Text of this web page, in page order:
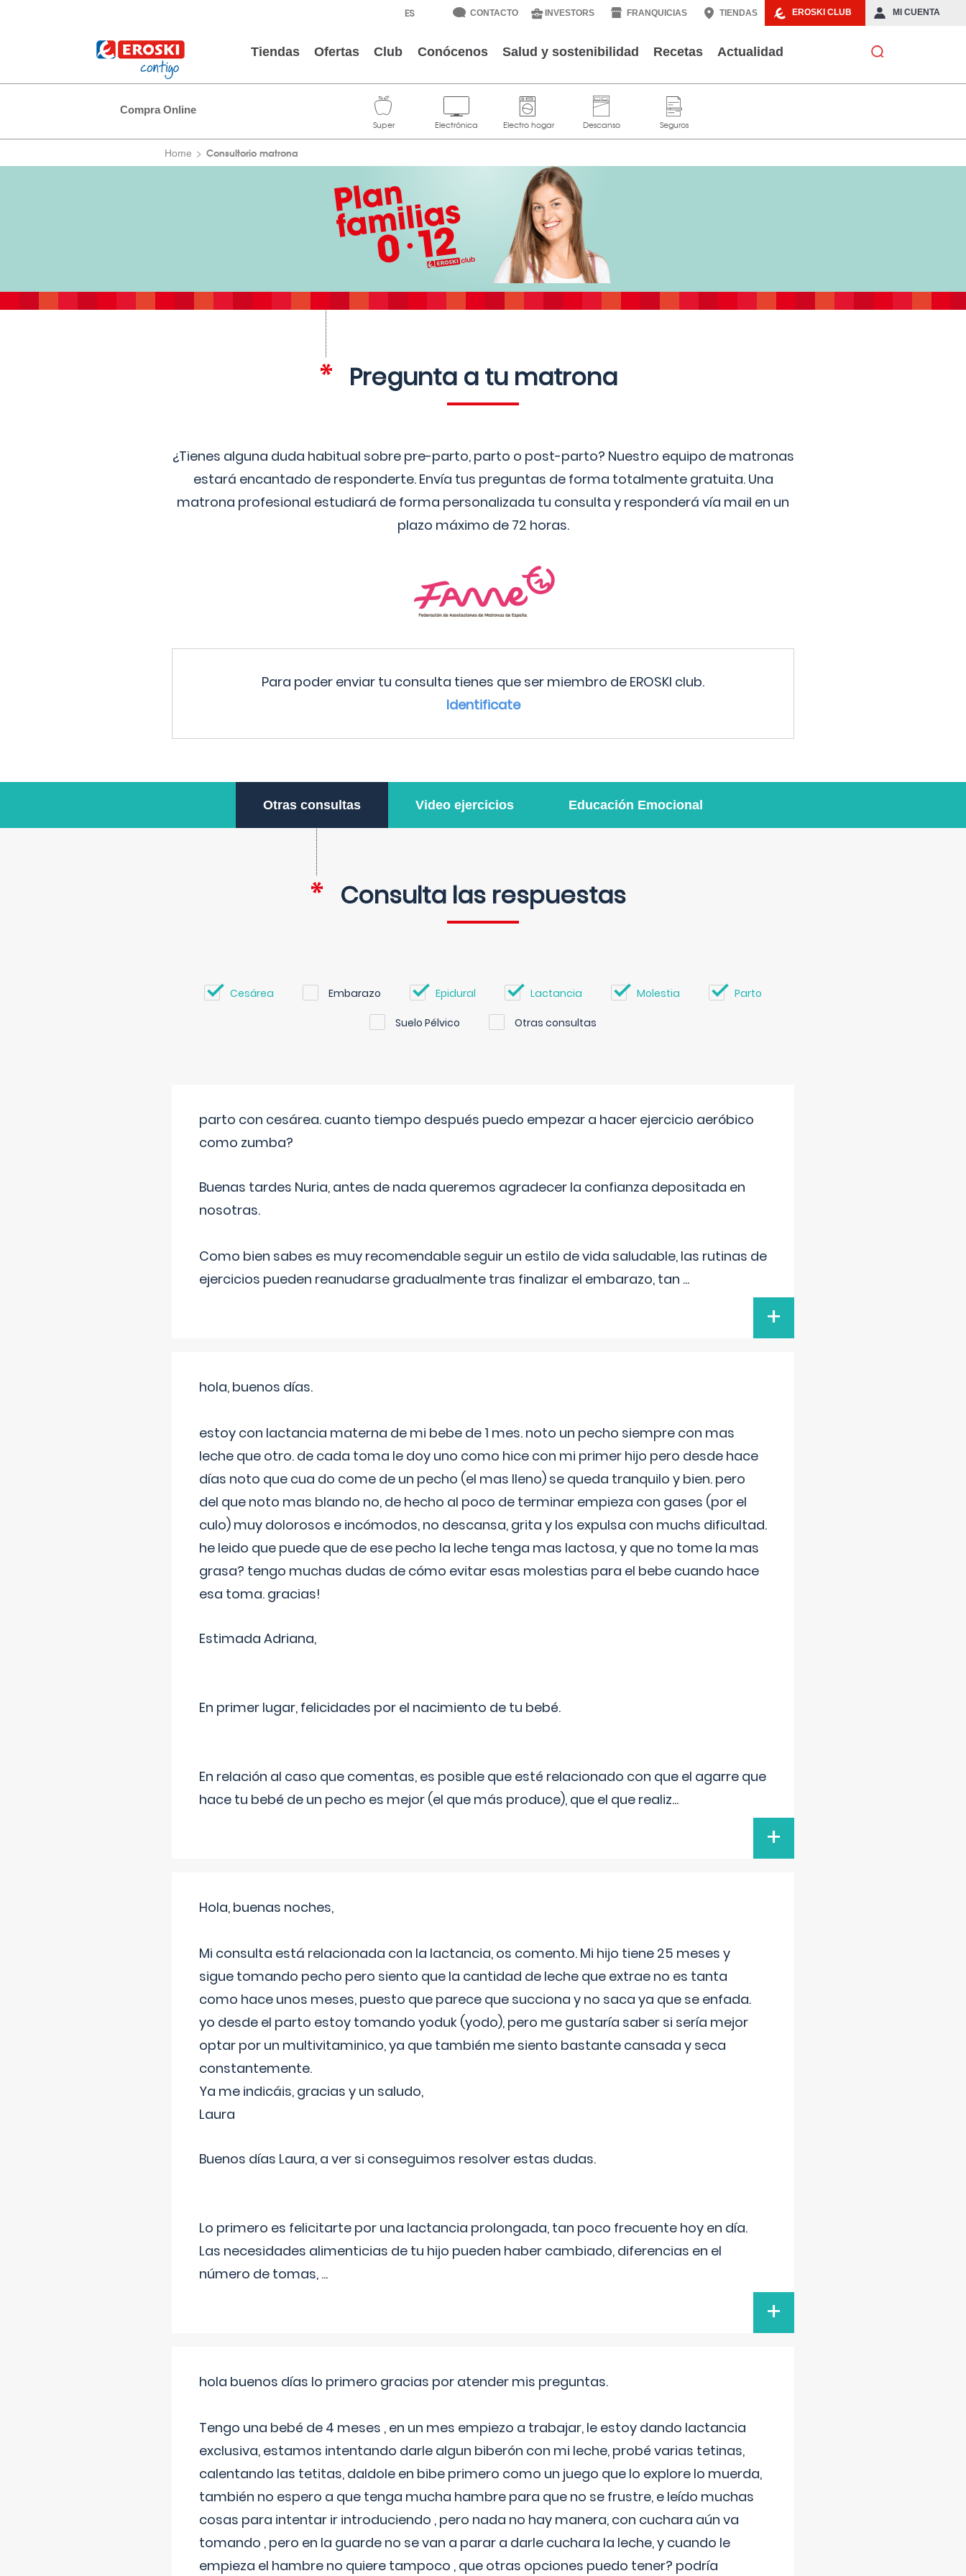
EROSKI CLUB MI CUENTA
CONTACTO INVESTORS FRANQUICIAS TIENDAS
Tiendas Ofertas Club Conócenos Salud y sostenibilidad Recetas Actualidad
Compra Online
Home Consultorio matrona
Pregunta a tu matrona
¿Tienes alguna duda habitual sobre pre-parto, parto o post-parto? Nuestro equipo de matronas
estará encantado de responderte. Envía tus preguntas de forma totalmente gratuita. Una
matrona profesional estudiará de forma personalizada tu consulta y responderá vía mail en un
plazo máximo de 72 horas.
Para poder enviar tu consulta tienes que ser miembro de EROSKI club.
Identificate
Otras consultas Video ejercicios Educación Emocional
Consulta las respuestas
Cesárea Embarazo Epidural Lactancia Molestia Parto
Suelo Pélvico Otras consultas
parto con cesárea. cuanto tiempo después puedo empezar a hacer ejercicio aeróbico
como zumba?
Buenas tardes Nuria, antes de nada queremos agradecer la confianza depositada en
nosotras.
Como bien sabes es muy recomendable seguir un estilo de vida saludable, las rutinas de
ejercicios pueden reanudarse gradualmente tras finalizar el embarazo, tan ...
+
hola, buenos días.
estoy con lactancia materna de mi bebe de 1 mes. noto un pecho siempre con mas
leche que otro. de cada toma le doy uno como hice con mi primer hijo pero desde hace
días noto que cua do come de un pecho (el mas lleno) se queda tranquilo y bien. pero
del que noto mas blando no, de hecho al poco de terminar empieza con gases (por el
culo) muy dolorosos e incómodos, no descansa, grita y los expulsa con muchs dificultad.
he leido que puede que de ese pecho la leche tenga mas lactosa, y que no tome la mas
grasa? tengo muchas dudas de cómo evitar esas molestias para el bebe cuando hace
esa toma. gracias!
Estimada Adriana,
En primer lugar, felicidades por el nacimiento de tu bebé.
En relación al caso que comentas, es posible que esté relacionado con que el agarre que
hace tu bebé de un pecho es mejor (el que más produce), que el que realiz...
+
Hola, buenas noches,
Mi consulta está relacionada con la lactancia, os comento. Mi hijo tiene 25 meses y
sigue tomando pecho pero siento que la cantidad de leche que extrae no es tanta
como hace unos meses, puesto que parece que succiona y no saca ya que se enfada.
yo desde el parto estoy tomando yoduk (yodo), pero me gustaría saber si sería mejor
optar por un multivitaminico, ya que también me siento bastante cansada y seca
constantemente.
Ya me indicáis, gracias y un saludo,
Laura
Buenos días Laura, a ver si conseguimos resolver estas dudas.
Lo primero es felicitarte por una lactancia prolongada, tan poco frecuente hoy en día.
Las necesidades alimenticias de tu hijo pueden haber cambiado, diferencias en el
número de tomas, ...
+
hola buenos días lo primero gracias por atender mis preguntas.
Tengo una bebé de 4 meses , en un mes empiezo a trabajar, le estoy dando lactancia
exclusiva, estamos intentando darle algun biberón con mi leche, probé varias tetinas,
calentando las tetitas, daldole en bibe primero como un juego que lo explore lo muerda,
también no espero a que tenga mucha hambre para que no se frustre, e leído muchas
cosas para intentar ir introduciendo , pero nada no hay manera, con cuchara aún va
tomando , pero en la guarde no se van a parar a darle cuchara la leche, y cuando le
empieza el hambre no quiere tampoco , que otras opciones puedo tener? podría